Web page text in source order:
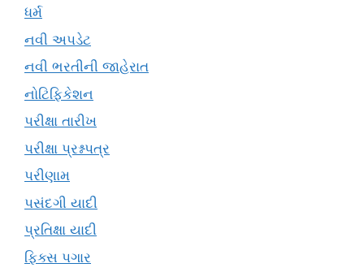
ધર્મ
નવી અપડેટ
નવી ભરતીની જાહેરાત
નોટિફિકેશન
પરીક્ષા તારીખ
પરીક્ષા પ્રશ્નપત્ર
પરીણામ
પસંદગી યાદી
પ્રતિક્ષા યાદી
ફિક્સ પગાર